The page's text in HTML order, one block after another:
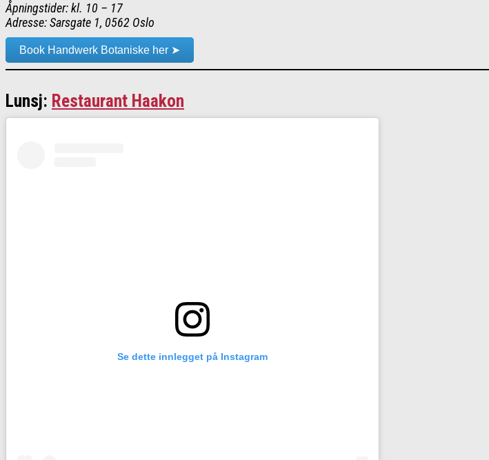
Åpningstider: kl. 10 – 17
Adresse: Sarsgate 1, 0562 Oslo
Book Handwerk Botaniske her ➤
Lunsj: Restaurant Haakon
Se dette innlegget på Instagram